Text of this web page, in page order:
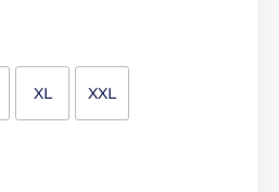
XL XXL